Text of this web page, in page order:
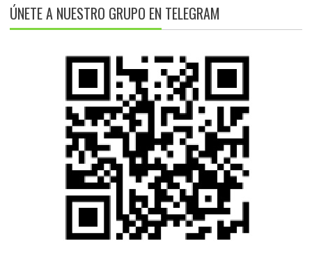
ÚNETE A NUESTRO GRUPO EN TELEGRAM